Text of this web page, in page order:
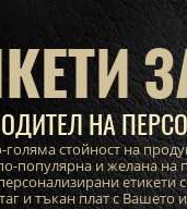
НА
стойност на
популярна и желана на
етикети
и тъкан плат с Вашето